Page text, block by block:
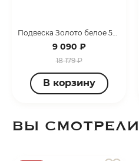
Подвеска Золото белое 50551
9 090 ₽
18 179 ₽
В корзину
ВЫ СМОТРЕЛИ